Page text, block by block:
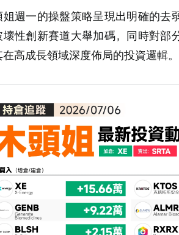
姐週一的操盤策略呈現出明確的去
壞性創新賽道大舉加碼，同時對部
高成長領域深度佈局的投資邏輯。